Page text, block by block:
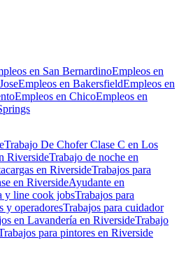
en San BernardinoEmpleos en
Empleos en BakersfieldEmpleos en
Empleos en ChicoEmpleos en
Trabajo De Chofer Clase C en Los
RiversideTrabajo de noche en
en RiversideTrabajos para
en RiversideAyudante en
y line cook jobsTrabajos para
y operadoresTrabajos para cuidador
en Lavandería en RiversideTrabajo
para pintores en Riverside